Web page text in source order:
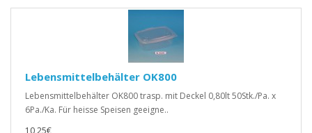
Lebensmittelbehälter OK800
Lebensmittelbehälter OK800 trasp. mit Deckel 0,80lt 50Stk./Pa. x
6Pa./Ka. Für heisse Speisen geeigne..
10,25€